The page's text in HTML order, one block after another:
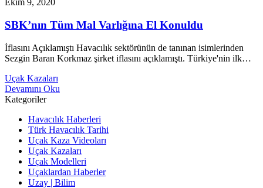
Ekim 9, 2020
SBK’nın Tüm Mal Varlığına El Konuldu
İflasını Açıklamıştı Havacılık sektörünün de tanınan isimlerinden
Sezgin Baran Korkmaz şirket iflasını açıklamıştı. Türkiye'nin ilk…
Uçak Kazaları
Devamını Oku
Kategoriler
Havacılık Haberleri
Türk Havacılık Tarihi
Uçak Kaza Videoları
Uçak Kazaları
Uçak Modelleri
Uçaklardan Haberler
Uzay | Bilim